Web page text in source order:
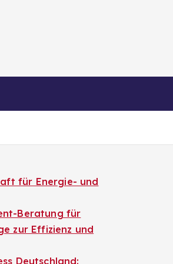
für Energie- und
Beratung für
zur Effizienz und
Deutschland: